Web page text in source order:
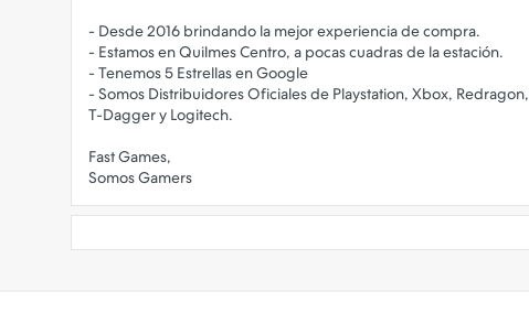
- Desde 2016 brindando la mejor experiencia de compra.
- Estamos en Quilmes Centro, a pocas cuadras de la estación.
- Tenemos 5 Estrellas en Google
- Somos Distribuidores Oficiales de Playstation, Xbox, Redragon,
T-Dagger y Logitech.
Fast Games,